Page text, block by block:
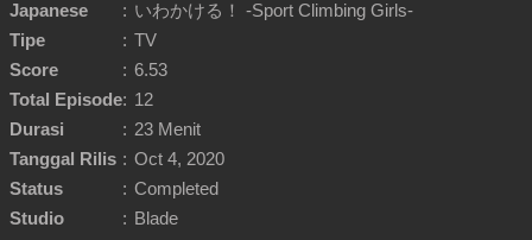
Japanese
: いわかける！ -Sport Climbing Girls-
Tipe
: TV
Score
: 6.53
Total Episode: 12
Durasi
: 23 Menit
Tanggal Rilis : Oct 4, 2020
Status
: Completed
Studio
: Blade